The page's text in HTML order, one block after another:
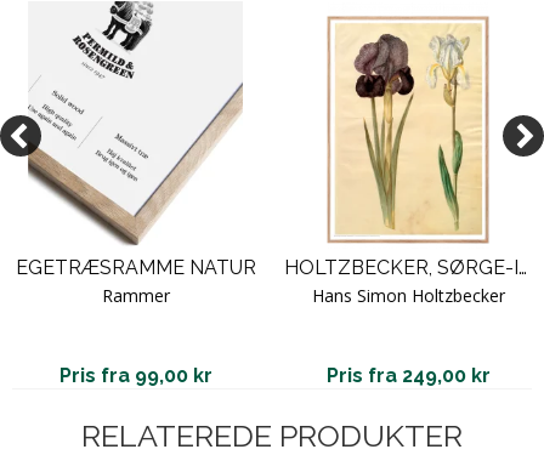
EGETRÆSRAMME NATUR
Rammer
Pris fra 99,00 kr
HOLTZBECKER, SØRGE-IRIS OG VIOLROD
Hans Simon Holtzbecker
Pris fra 249,00 kr
RELATEREDE PRODUKTER